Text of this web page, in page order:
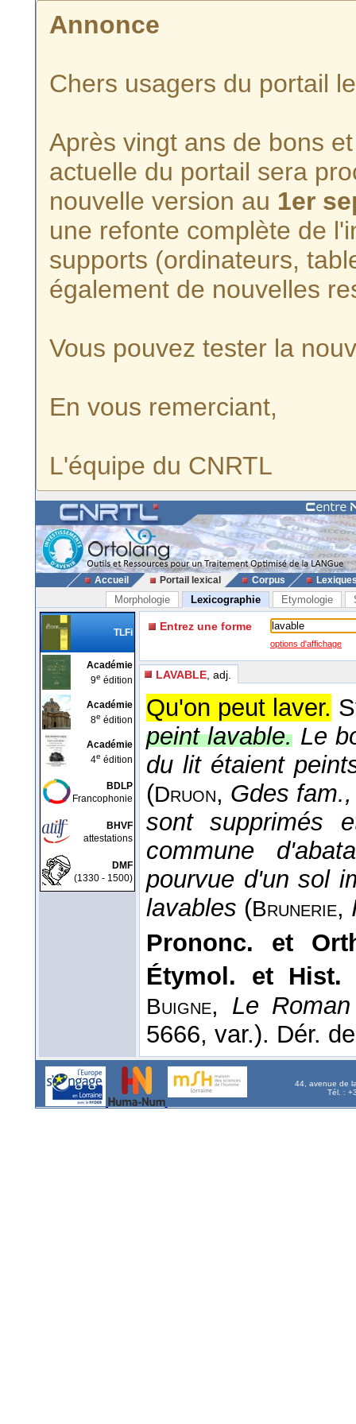
Annonce
Chers usagers du portail
Après vingt ans de bons
actuelle du portail sera
nouvelle version au 1er
une refonte complète de
supports (ordinateurs,
également de nouvelles
Vous pouvez tester la
En vous remerciant,
L'équipe du CNRTL
Accueil Portail lexical Corpus
Morphologie Lexicographie Etymologie
TLFi
Académie
9e édition
Académie
8e édition
Académie
4e édition
BDLP
Francophonie
BHVF
attestations
DMF
(1330 - 1500)
Entrez une forme
options d'affichage
LAVABLE , adj.
Qu'on peut laver.
peint lavable. Le
du lit étaient
(Druon, Gdes
sont supprimés
commune
pourvue d'un sol
lavables (Brunerie,
Prononc. et
Étymol. et
Buigne, Le
5666, var.). Dér.
44, avenue de
Tél. :